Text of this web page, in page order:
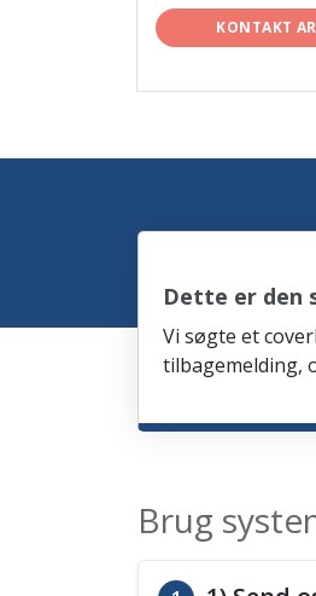
KONTAKT
Dette er den
Vi søgte et
tilbagemelding,
Brug